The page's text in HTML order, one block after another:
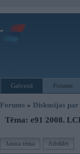
Galvenā Forums
Forums » Diskusijas
Tēma: e91 2008.
Jauna tēma Atbildēt